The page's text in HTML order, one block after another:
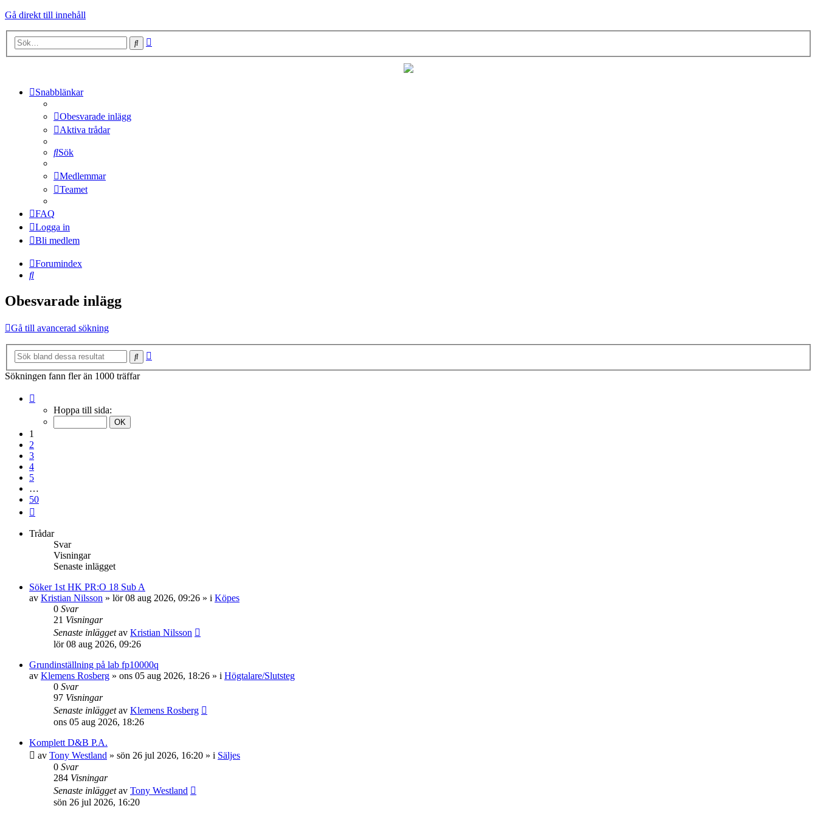
Gå direkt till innehåll
Sök
Snabblänkar
Obesvarade inlägg
Aktiva trådar
Sök
Medlemmar
Teamet
FAQ
Logga in
Bli medlem
Forumindex
Sök
Obesvarade inlägg
Gå till avancerad sökning
Sök
Sökningen fann fler än 1000 träffar
Hoppa till sida:
1
2
3
4
5
…
50
Trådar
Svar
Visningar
Senaste inlägget
Söker 1st HK PR:O 18 Sub A
av Kristian Nilsson » lör 08 aug 2026, 09:26 » i Köpes
0 Svar
21 Visningar
Senaste inläggetav Kristian Nilsson
lör 08 aug 2026, 09:26
Grundinställning på lab fp10000q
av Klemens Rosberg » ons 05 aug 2026, 18:26 » i Högtalare/Slutsteg
0 Svar
97 Visningar
Senaste inläggetav Klemens Rosberg
ons 05 aug 2026, 18:26
Komplett D&B P.A.
av Tony Westland » sön 26 jul 2026, 16:20 » i Säljes
0 Svar
284 Visningar
Senaste inläggetav Tony Westland
sön 26 jul 2026, 16:20